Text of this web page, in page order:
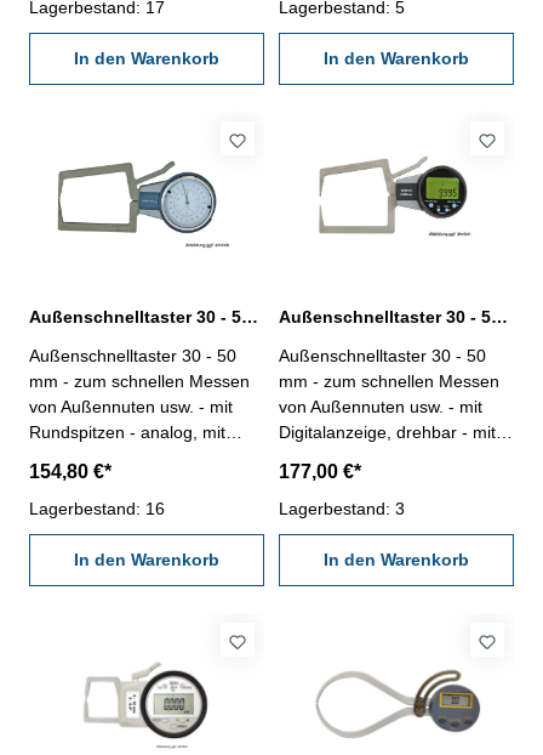
Messbereich: 20 - 40 mm
Lagerbestand: 17
In den Warenkorb
Abb. Aussen-
Schnellmesstaster mit
Ablesung 0,01 mm
Messbereich: 20 - 40 mm
Lagerbestand: 5
In den Warenkorb
Außenschnelltaster 30 - 50 mm analog
Außenschnelltaster 30 - 50
mm - zum schnellen Messen
von Außennuten usw. - mit
Rundspitzen - analog, mit
mm - im Behältnis / Kasten
Messbereich: 30 - 50 mm
154,80 €*
Lagerbestand: 16
In den Warenkorb
Außenschnelltaster 30 - 50 mm digital
Außenschnelltaster 30 - 50
mm - zum schnellen Messen
von Außennuten usw. - mit
Digitalanzeige, drehbar - mit
mm - im Behältnis / Kasten
Abb. Aussen-
Schnellmesstaster mit
Ablesung 0,01 mm
Messbereich: 30 - 50 mm
177,00 €*
Lagerbestand: 3
In den Warenkorb